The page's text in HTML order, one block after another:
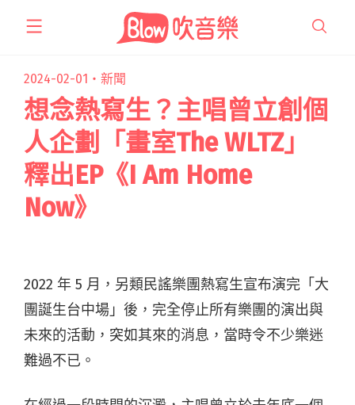
2024-02-01・ 新聞
想念熱寫生？主唱曾立創個
人企劃「畫室The WLTZ」
釋出EP《I Am Home
Now》
2022 年 5 月，另類民謠樂團熱寫生宣布演完「大
團誕生台中場」後，完全停止所有樂團的演出與
未來的活動，突如其來的消息，當時令不少樂迷
難過不已。